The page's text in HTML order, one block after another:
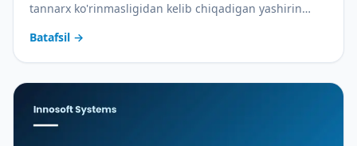
tannarx ko'rinmasligidan kelib chiqadigan yashirin
Batafsil →